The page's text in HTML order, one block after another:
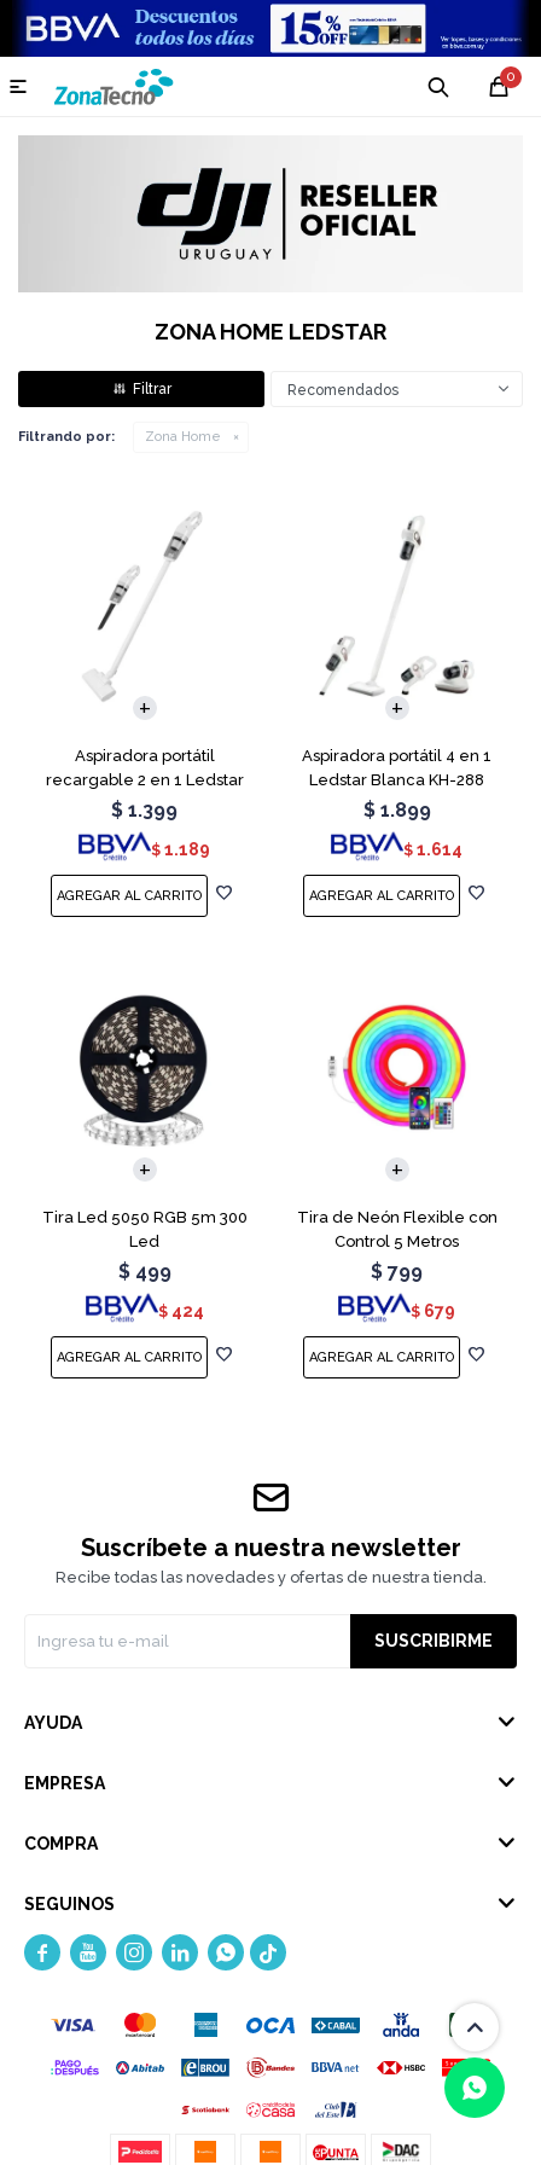
0

ZONA HOME LEDSTAR
Recomendados
Filtrando por: Zona Home
Aspiradora portátil
recargable 2 en 1 Ledstar
SR-133
$ 1.399
$ 1.189
Aspiradora portátil 4 en 1
Ledstar Blanca KH-288
$ 1.899
$ 1.614
Tira Led 5050 RGB 5m 300
Led
$ 499
$ 424
Tira de Neón Flexible con
Control 5 Metros
$ 799
$ 679
Suscríbete a nuestra newsletter
Recibe todas las novedades y ofertas de nuestra tienda.
SUSCRIBIRME
AYUDA
EMPRESA
COMPRA
SEGUINOS
    